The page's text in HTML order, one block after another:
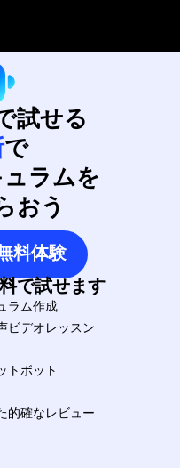
試せる
で
ラムを
おう
料体験
で試せます
ラム作成
ビデオレッスン
トボット
的確なレビュー